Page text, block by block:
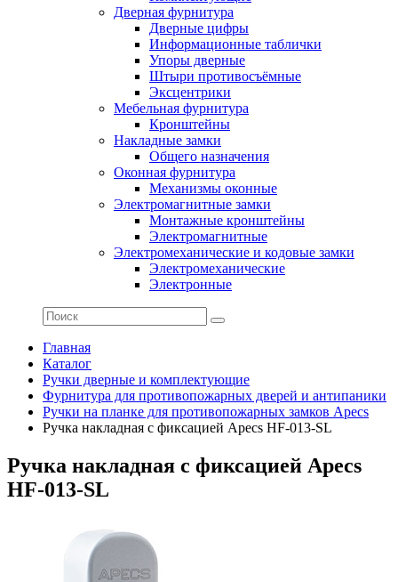
Дверная фурнитура
Дверные цифры
Информационные таблички
Упоры дверные
Штыри противосъёмные
Эксцентрики
Мебельная фурнитура
Кронштейны
Накладные замки
Общего назначения
Оконная фурнитура
Механизмы оконные
Электромагнитные замки
Монтажные кронштейны
Электромагнитные
Электромеханические и кодовые замки
Электромеханические
Электронные
Главная
Каталог
Ручки дверные и комплектующие
Фурнитура для противопожарных дверей и антипаники
Ручки на планке для противопожарных замков Apecs
Ручка накладная с фиксацией Apecs HF-013-SL
Ручка накладная с фиксацией Apecs
HF-013-SL